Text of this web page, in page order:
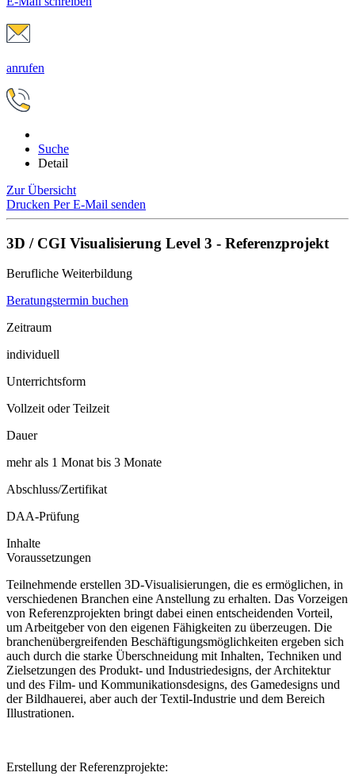
anrufen
Suche
Detail
Zur Übersicht
Drucken Per E-Mail senden
3D / CGI Visualisierung Level 3 - Referenzprojekt
Berufliche Weiterbildung
Beratungstermin buchen
Zeitraum
individuell
Unterrichtsform
Vollzeit oder Teilzeit
Dauer
mehr als 1 Monat bis 3 Monate
Abschluss/Zertifikat
DAA-Prüfung
Inhalte
Voraussetzungen
Teilnehmende erstellen 3D-Visualisierungen, die es ermöglichen, in
verschiedenen Branchen eine Anstellung zu erhalten. Das Vorzeigen
von Referenzprojekten bringt dabei einen entscheidenden Vorteil,
um Arbeitgeber von den eigenen Fähigkeiten zu überzeugen. Die
branchenübergreifenden Beschäftigungsmöglichkeiten ergeben sich
auch durch die starke Überschneidung mit Inhalten, Techniken und
Zielsetzungen des Produkt- und Industriedesigns, der Architektur
und des Film- und Kommunikationsdesigns, des Gamedesigns und
der Bildhauerei, aber auch der Textil-Industrie und dem Bereich
Illustrationen.
Erstellung der Referenzprojekte: